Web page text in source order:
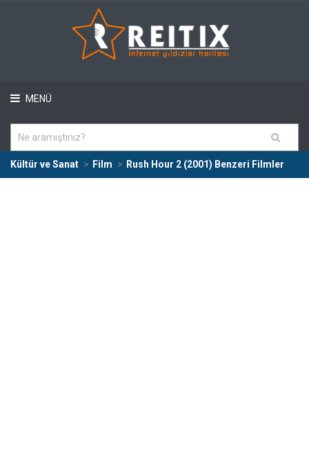
MENÜ
Kültür ve Sanat Film Rush Hour 2 (2001) Benzeri Filmler